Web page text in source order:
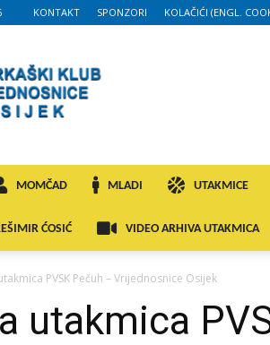
KONTAKT SPONZORI KOLAČIĆI (ENGL.
MOMČAD MLADI UTAKMICE
ĆOSIĆ VIDEO ARHIVA UTAKMICA
PVSK Pečuh – Vrijednosnice Osijek
utakmica